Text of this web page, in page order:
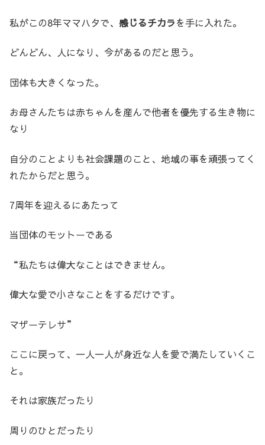
私がこの8年ママハタで、 感じるチカラを手に入れた。
どんどん、人になり、今があるのだと思う。
団体も大きくなった。
お母さんたちは赤ちゃんを産んで他者を優先する生き物に
なり
自分のことよりも社会課題のこと、地域の事を頑張ってく
れたからだと思う。
7周年を迎えるにあたって
当団体のモットーである
“私たちは偉大なことはできません。
偉大な愛で小さなことをするだけです。
マザーテレサ”
ここに戻って、一人一人が身近な人を愛で満たしていくこ
と。
それは家族だったり
周りのひとだったり